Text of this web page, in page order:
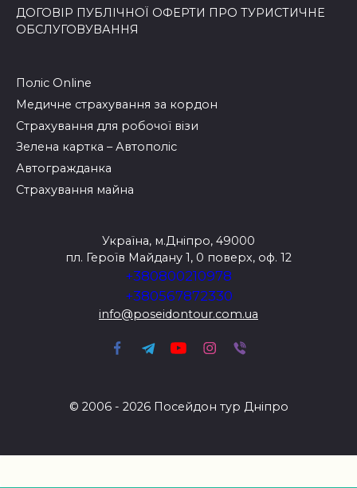
ДОГОВІР ПУБЛІЧНОЇ ОФЕРТИ ПРО ТУРИСТИЧНЕ
ОБСЛУГОВУВАННЯ
Поліс Online
Медичне страхування за кордон
Страхування для робочої візи
Зелена картка – Автополіс
Автогражданка
Страхування майна
Україна, м.Дніпро, 49000
пл. Героїв Майдану 1, 0 поверх, оф. 12
+380800210978
+380567872330
info@poseidontour.com.ua
© 2006 - 2026 Посейдон тур Дніпро